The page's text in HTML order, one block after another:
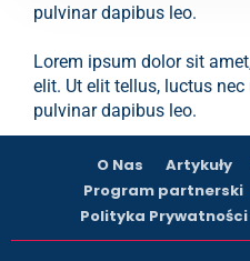
pulvinar dapibus leo.
Lorem ipsum dolor sit
elit. Ut elit tellus, luctus
pulvinar dapibus leo.
O Nas Artykuły
Program partnerski
Polityka Prywatności